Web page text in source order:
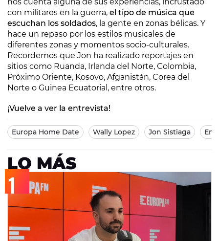
con militares en la guerra, el tipo de música que
escuchan los soldados, la gente en zonas bélicas. Y
hace un repaso por los estilos musicales de
diferentes zonas y momentos socio-culturales.
Recordemos que Jon ha realizado reportajes en
sitios como Ruanda, Irlanda del Norte, Colombia,
Próximo Oriente, Kosovo, Afganistán, Corea del
Norte o Guinea Ecuatorial, entre otros.
¡Vuelve a ver la entrevista!
Europa Home Date Wally Lopez Jon Sistiaga
LO MÁS